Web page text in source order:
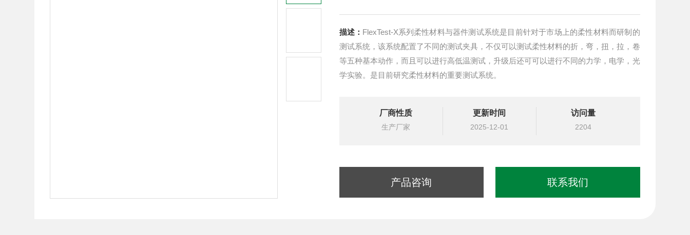
描述： FlexTest-X系列柔性材料与器件测试系统是目前针对于市场上的柔性材料而研制的
测试系统，该系统配置了不同的测试夹具，不仅可以测试柔性材料的折，弯，扭，拉，卷
等五种基本动作，而且可以进行高低温测试，升级后还可可以进行不同的力学，电学，光
学实验。是目前研究柔性材料的重要测试系统。
厂商性质
生产厂家
更新时间
2025-12-01
访问量
2204
产品咨询 联系我们